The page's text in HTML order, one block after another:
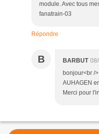
module. Avec tous
fanatrain-03
Répondre
B BARBUT
bonjour<br /
AUHAGEN
Merci pour